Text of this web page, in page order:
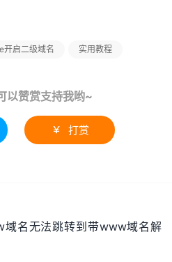
开启二级域名 实用教程
以赞赏支持我哟~
 打赏
名无法跳转到带www域名解